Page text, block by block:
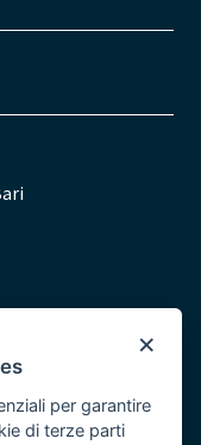
×
per garantire
di terze parti